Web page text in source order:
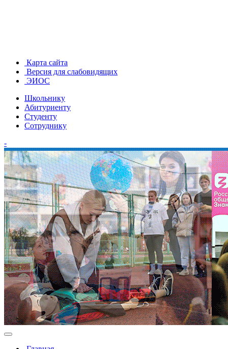
Карта сайта
Версия для слабовидящих
ЭИОС
Школьнику
Абитуриенту
Студенту
Сотруднику
-